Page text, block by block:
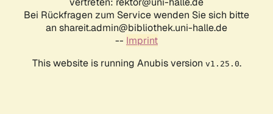
Bei Rückfragen zum Service wenden Sie sich bitte
an shareit.admin@bibliothek.uni-halle.de
-- Imprint
This website is running Anubis version v1.25.0.